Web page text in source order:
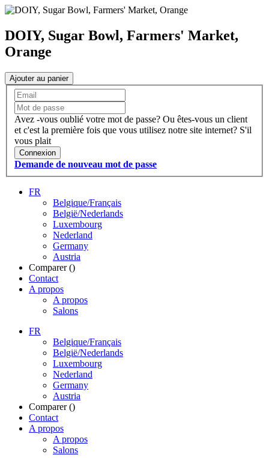
DOIY, Sugar Bowl, Farmers' Market,
Orange
Ajouter au panier
Avez -vous oublié votre mot de passe? Ou êtes-vous un client
et c'est la première fois que vous utilisez notre site internet? S'il
vous plait
Connexion
Demande de nouveau mot de passe
FR
Belgique/Français
België/Nederlands
Luxembourg
Nederland
Germany
Austria
Comparer ()
Contact
A propos
A propos
Salons
FR
Belgique/Français
België/Nederlands
Luxembourg
Nederland
Germany
Austria
Comparer ()
Contact
A propos
A propos
Salons